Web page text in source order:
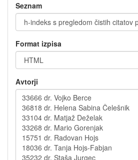
Seznam
Format izpisa
Avtorji